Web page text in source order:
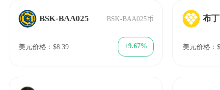
BSK-BAA025 BSK-BAA025币
美元价格：$8.39 +9.67%
布丁
美元价格：